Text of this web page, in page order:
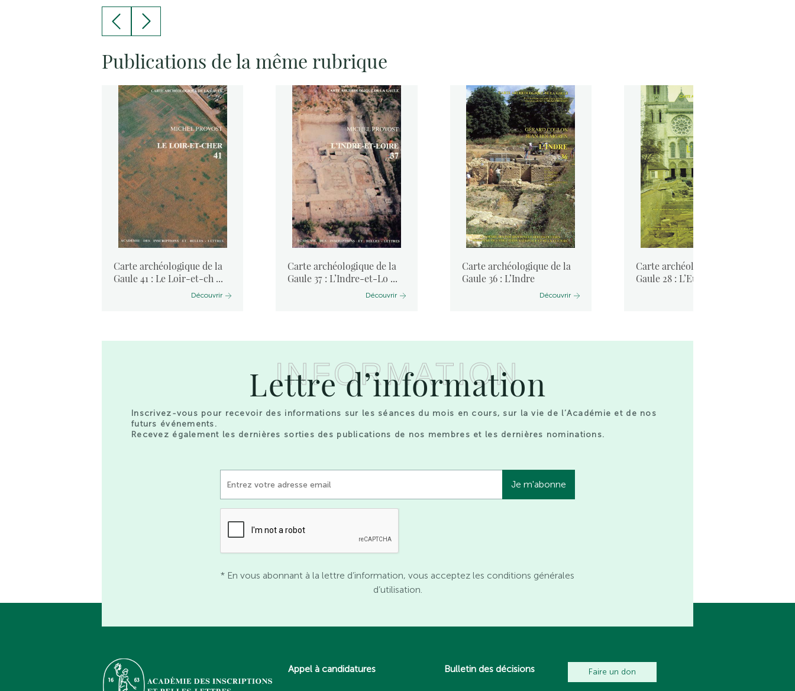
Publications de la même rubrique
Carte archéologique de la
Gaule 41 : Le Loir-et-ch ...
Découvrir
Carte archéologique de la
Gaule 37 : L’Indre-et-Lo ...
Découvrir
Carte archéologique de la
Gaule 36 : L’Indre
Découvrir
Carte archéologique de la
Gaule 28 : L’Eure-et-Loi ...
INFORMATION
Lettre d’information
Inscrivez-vous pour recevoir des informations sur les séances du mois en cours, sur la vie de l’Académie et de nos
futurs événements.
Recevez également les dernières sorties des publications de nos membres et les dernières nominations.
* En vous abonnant à la lettre d’information, vous acceptez les conditions générales
d’utilisation.
Appel à candidatures Bulletin des décisions Faire un don